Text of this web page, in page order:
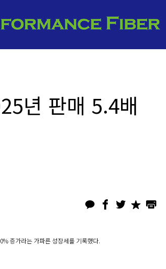
년 판매 5.4배
증가라는 가파른 성장세를 기록했다.